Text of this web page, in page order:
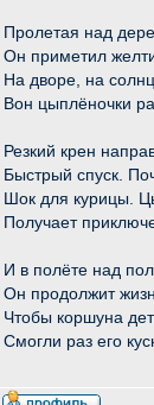
Пролетая над
Он приметил
На дворе, на
Вон цыплёночки
Резкий крен
Быстрый спуск.
Шок для курицы.
Получает
И в полёте над
Он продолжит
Чтобы коршуна
Смогли раз его